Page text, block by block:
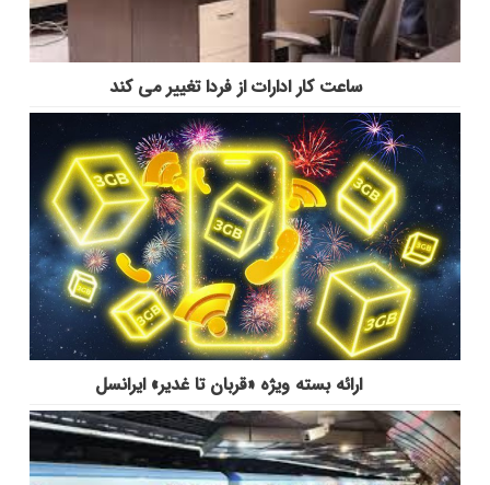
ساعت کار ادارات از فردا تغییر می کند
ارائه بسته ویژه «قربان تا غدیر» ایرانسل